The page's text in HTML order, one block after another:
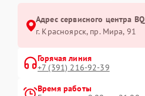
Адрес сервисного центра
г. Красноярск, ​пр. Мира, 91
Горячая линия
+7 (391) 216-92-39
Время работы